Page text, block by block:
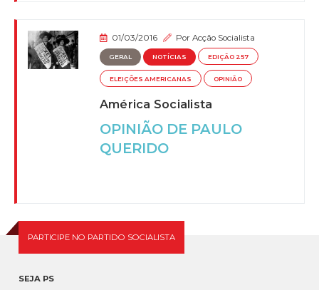
01/03/2016 PorAcção Socialista
GERAL NOTÍCIAS EDIÇÃO 257
ELEIÇÕES AMERICANAS OPINIÃO
América Socialista
OPINIÃO DE PAULO
QUERIDO
PARTICIPE NO PARTIDO SOCIALISTA
SEJA PS